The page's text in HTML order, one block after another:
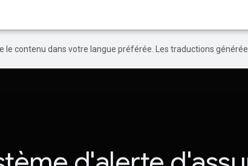
le contenu dans votre langue préférée. Les traductions